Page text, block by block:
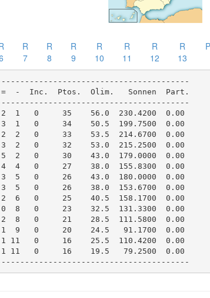
R
7
R
8
R
9
R
10
R
11
R
12
R
13
-  Inc.  Ptos.  Olim.   Sonnen  Part.
1   0     35    56.0  230.4200  0.00
1   0     34    50.5  199.7500  0.00
2   0     33    53.5  214.6700  0.00
2   0     32    53.0  215.2500  0.00
0     30    43.0  179.0000  0.00
4   0     27    38.0  155.8300  0.00
5   0     26    43.0  180.0000  0.00
5   0     26    38.0  153.6700  0.00
2  6   0     25    40.5  158.1700  0.00
8   0     23    32.5  131.3300  0.00
8   0     21    28.5  111.5800  0.00
1  9   0     20    24.5   91.1700  0.00
0     16    25.5  110.4200  0.00
11   0     16    19.5   79.2500  0.00